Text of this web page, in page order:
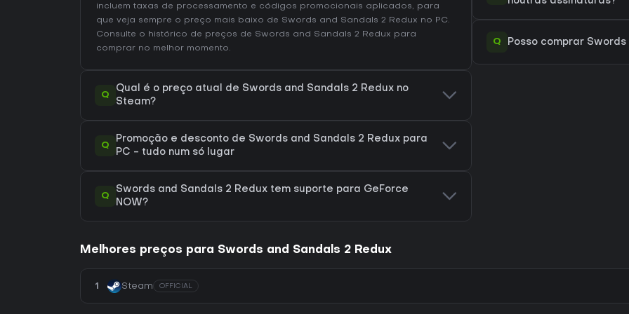
incluem taxas de processamento e códigos promocionais aplicados, para
que veja sempre o preço mais baixo de Swords and Sandals 2 Redux no PC.
Consulte o histórico de preços de Swords and Sandals 2 Redux para
comprar no melhor momento.
Q
Qual é o preço atual de Swords and Sandals 2 Redux no
Steam?
Q
Promoção e desconto de Swords and Sandals 2 Redux para
PC - tudo num só lugar
Q
Swords and Sandals 2 Redux tem suporte para GeForce
NOW?
Q Posso comprar
Melhores preços para Swords and Sandals 2 Redux
1 Steam OFFICIAL